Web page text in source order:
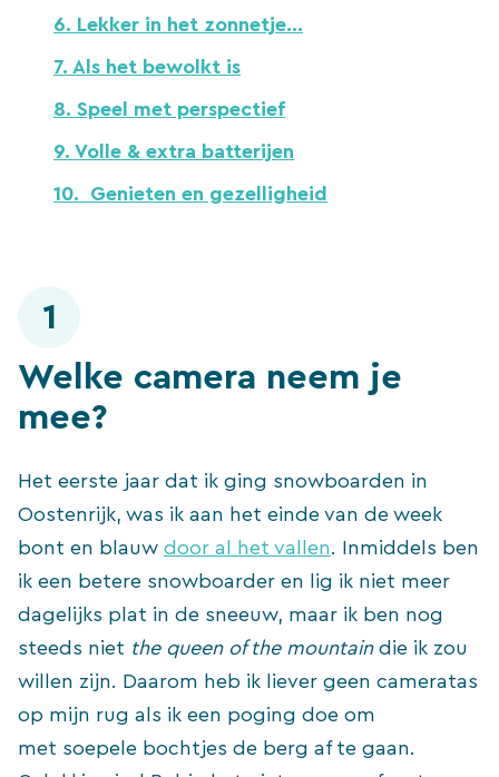
6. Lekker in het zonnetje…
7. Als het bewolkt is
8. Speel met perspectief
9. Volle & extra batterijen
10. Genieten en gezelligheid
1
Welke camera neem je
mee?
Het eerste jaar dat ik ging snowboarden in
Oostenrijk, was ik aan het einde van de week
bont en blauw door al het vallen. Inmiddels ben
ik een betere snowboarder en lig ik niet meer
dagelijks plat in de sneeuw, maar ik ben nog
steeds niet the queen of the mountaindie ik zou
willen zijn. Daarom heb ik liever geen cameratas
op mijn rug als ik een poging doe om
met soepele bochtjes de berg af te gaan.